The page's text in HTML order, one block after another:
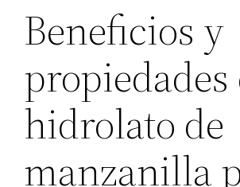
Beneficios y
propiedades
hidrolato de
manzanilla